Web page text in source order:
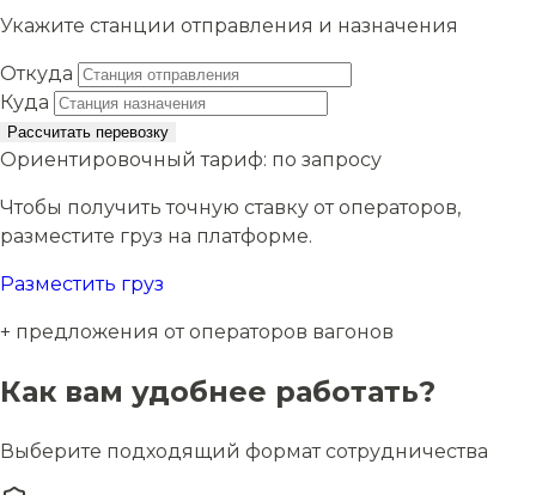
Укажите станции отправления и назначения
Откуда
Куда
Рассчитать перевозку
Ориентировочный тариф: по запросу
Чтобы получить точную ставку от операторов,
разместите груз на платформе.
Разместить груз
+ предложения от операторов вагонов
Как вам удобнее работать?
Выберите подходящий формат сотрудничества